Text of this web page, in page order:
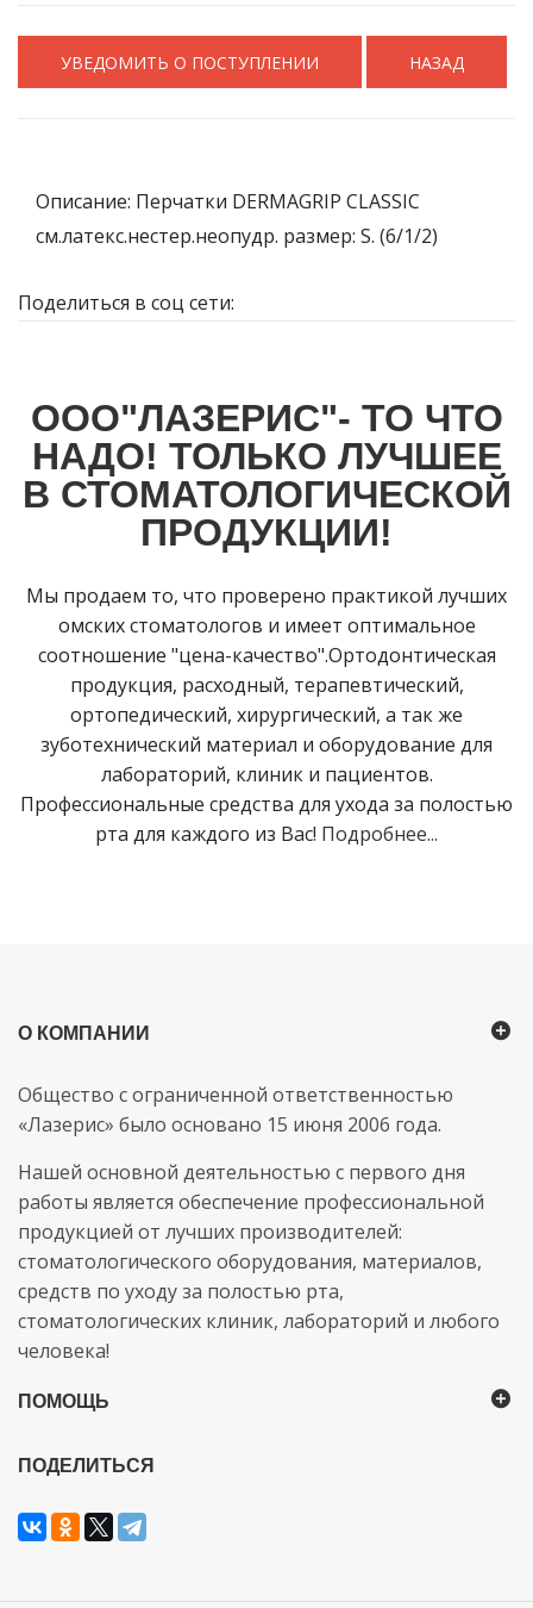
УВЕДОМИТЬ О ПОСТУПЛЕНИИ НАЗАД
Описание: Перчатки DERMAGRIP CLASSIC
см.латекс.нестер.неопудр. размер: S. (6/1/2)
Поделиться в соц сети:
ООО"ЛАЗЕРИС"- ТО ЧТО
НАДО! ТОЛЬКО ЛУЧШЕЕ
В СТОМАТОЛОГИЧЕСКОЙ
ПРОДУКЦИИ!
Мы продаем то, что проверено практикой лучших
омских стоматологов и имеет оптимальное
соотношение "цена-качество".Ортодонтическая
продукция, расходный, терапевтический,
ортопедический, хирургический, а так же
зуботехнический материал и оборудование для
лабораторий, клиник и пациентов.
Профессиональные средства для ухода за полостью
рта для каждого из Вас! Подробнее...
О КОМПАНИИ
Общество с ограниченной ответственностью
«Лазерис» было основано 15 июня 2006 года.
Нашей основной деятельностью с первого дня
работы является обеспечение профессиональной
продукцией от лучших производителей:
стоматологического оборудования, материалов,
средств по уходу за полостью рта,
стоматологических клиник, лабораторий и любого
человека!
ПОМОЩЬ
ПОДЕЛИТЬСЯ